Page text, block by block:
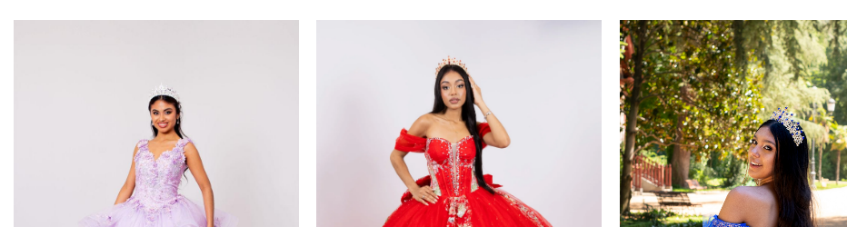
Sé el primero en valorar “Vestido de 15 años en Alquiler Giss Verde Manzana”
Tu valoración*